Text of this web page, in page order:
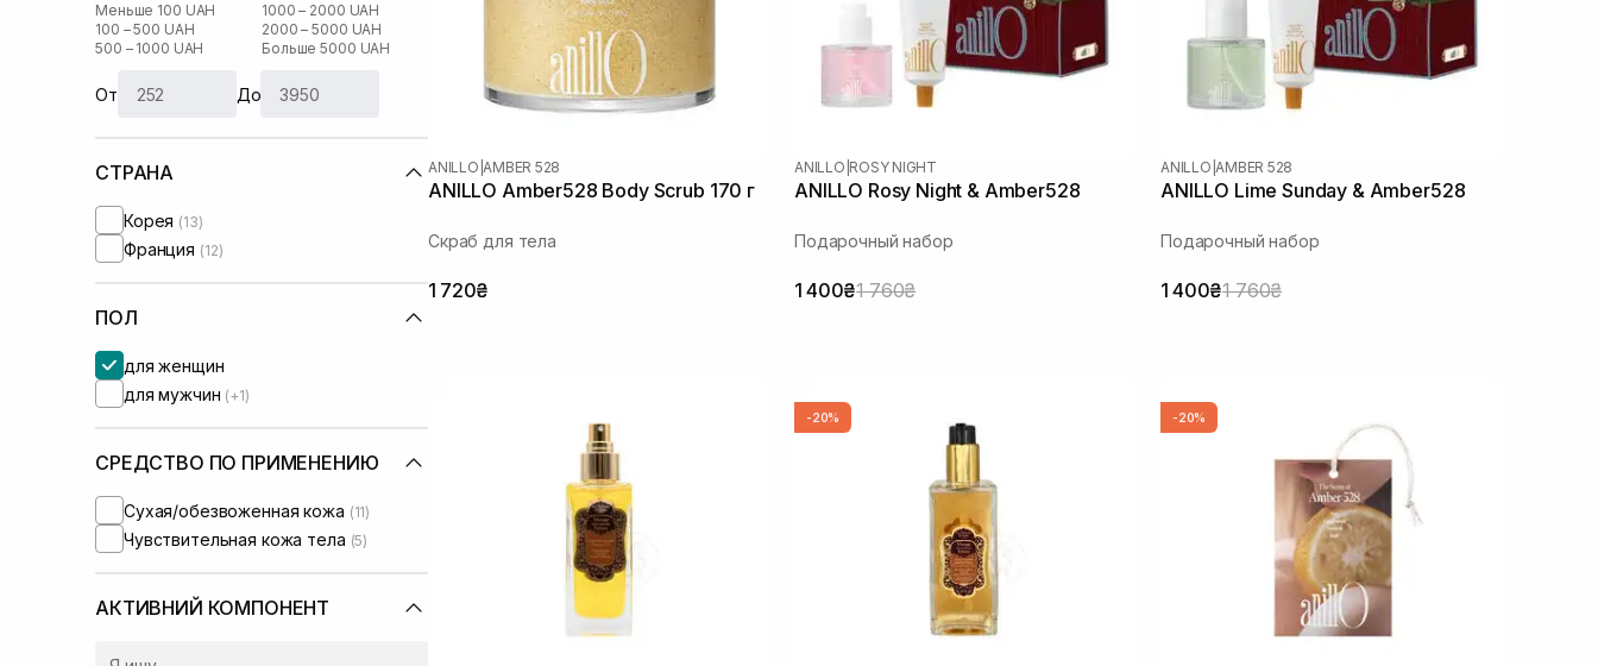
Меньше 100 UAH
100 – 500 UAH
500 – 1000 UAH
1000 – 2000 UAH
2000 – 5000 UAH
Больше 5000 UAH
От До
СТРАНА
Корея (13)
Франция (12)
ПОЛ
для женщин
для мужчин (+1)
СРЕДСТВО ПО ПРИМЕНЕНИЮ
Сухая/обезвоженная кожа (11)
Чувствительная кожа тела (5)
АКТИВНИЙ КОМПОНЕНТ
ANILLO AMBER 528
ANILLO Amber528 Body Scrub 170 г
Скраб для тела
1 720₴
ANILLO ROSY NIGHT
ANILLO Rosy Night & Amber528
Подарочный набор
1 400₴1 760₴
ANILLO AMBER 528
ANILLO Lime Sunday & Amber528
Подарочный набор
1 400₴1 760₴
-20% -20%